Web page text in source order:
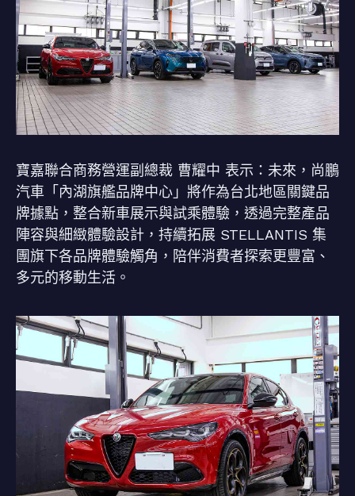
寶嘉聯合商務營運副總裁 曹耀中 表示：未來，尚鵬
汽車「內湖旗艦品牌中心」將作為台北地區關鍵品
牌據點，整合新車展示與試乘體驗，透過完整產品
陣容與細緻體驗設計，持續拓展 STELLANTIS 集
團旗下各品牌體驗觸角，陪伴消費者探索更豐富、
多元的移動生活。